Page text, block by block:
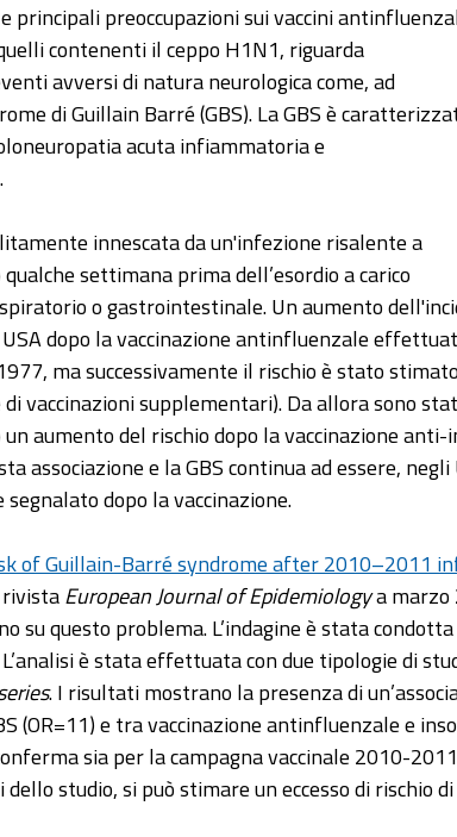
principali preoccupazioni sui vaccini
contenenti il ceppo H1N1, riguarda
avversi di natura neurologica come, ad
di Guillain Barré (GBS). La GBS è
acuta infiammatoria e
innescata da un'infezione risalente a
settimana prima dell’esordio a carico
o gastrointestinale. Un aumento
dopo la vaccinazione antinfluenzale
ma successivamente il rischio è stato
vaccinazioni supplementari). Da allora sono
aumento del rischio dopo la vaccinazione
associazione e la GBS continua ad essere,
dopo la vaccinazione.
of Guillain-Barré syndrome after 2010–2011
European Journal of Epidemiologya marzo
su questo problema. L’indagine è stata
è stata effettuata con due tipologie di
. I risultati mostrano la presenza di
(OR=11) e tra vaccinazione antinfluenzale e
sia per la campagna vaccinale 2010-
studio, si può stimare un eccesso di rischio